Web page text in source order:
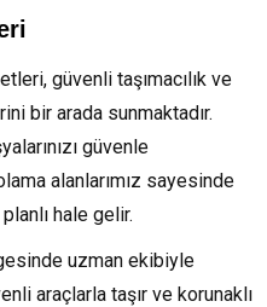
güvenli taşımacılık ve
bir arada sunmaktadır.
güvenle
alanlarımız sayesinde
hale gelir.
uzman ekibiyle
araçlarla taşır ve korunaklı